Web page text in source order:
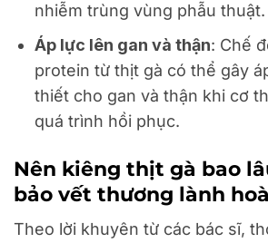
nhiễm trùng vùng phẫu thuật.
Áp lực lên gan và thận: Chế
protein từ thịt gà có thể gây
thiết cho gan và thận khi cơ
quá trình hồi phục.
Nên kiêng thịt gà bao
bảo vết thương lành
Theo lời khuyên từ các bác sĩ,